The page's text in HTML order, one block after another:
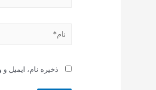
نام*
ذخیره نام، ایمیل